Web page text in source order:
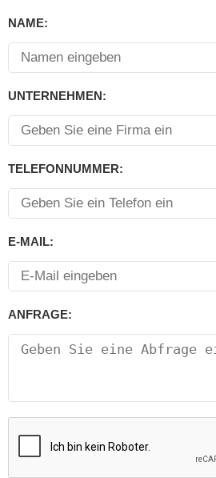
NAME:
UNTERNEHMEN:
TELEFONNUMMER:
E-MAIL:
ANFRAGE: